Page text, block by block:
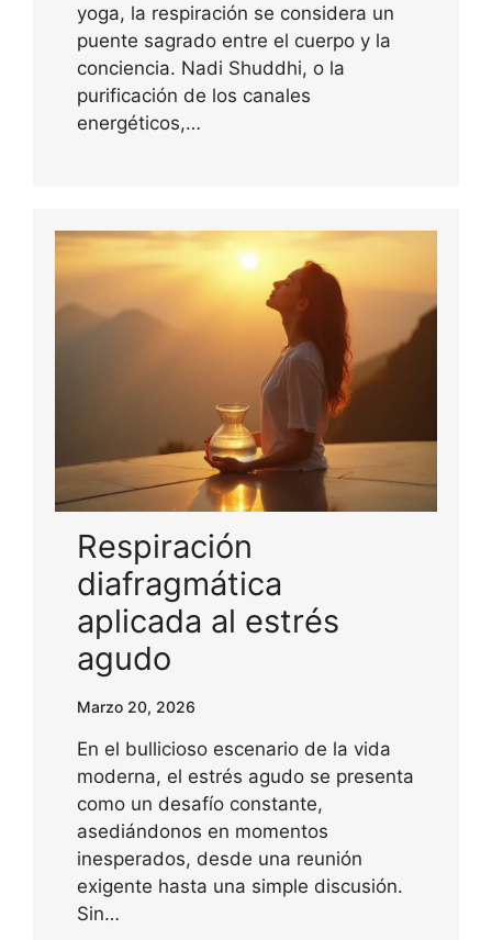
yoga, la respiración se considera un
puente sagrado entre el cuerpo y la
conciencia. Nadi Shuddhi, o la
purificación de los canales
energéticos,…
Respiración
diafragmática
aplicada al estrés
agudo
Marzo 20, 2026
En el bullicioso escenario de la vida
moderna, el estrés agudo se presenta
como un desafío constante,
asediándonos en momentos
inesperados, desde una reunión
exigente hasta una simple discusión.
Sin…